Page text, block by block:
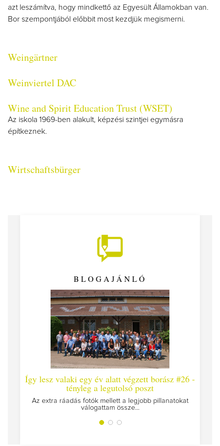
azt leszámítva, hogy mindkettő az Egyesült Államokban van.
Bor szempontjából előbbit most kezdjük megismerni.
Weingärtner
Weinviertel DAC
Wine and Spirit Education Trust (WSET)
Az iskola 1969-ben alakult, képzési szintjei egymásra
építkeznek.
Wirtschaftsbürger
BLOGAJÁNLÓ
Így lesz valaki egy év alatt végzett borász #26 -
tényleg a legutolsó poszt
Az extra ráadás fotók mellett a legjobb pillanatokat
válogattam össze...